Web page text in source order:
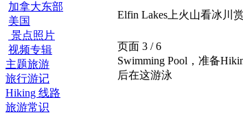
加拿大东部
美国
景点照片
视频专辑
主题旅游
旅行游记
Hiking 线路
旅游常识
Elfin Lakes上火山看冰川
页面 3 / 6
Swimming Pool，准备
后在这游泳